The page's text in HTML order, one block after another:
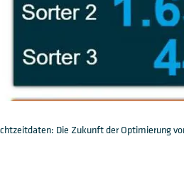
Die Zukunft der Optimierung